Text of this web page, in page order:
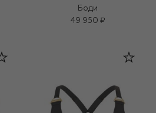
Боди
49 950 ₽